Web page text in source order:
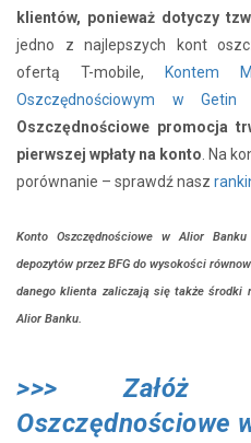
klientów, ponieważ dotyczy
jedno z najlepszych kont
ofertą T-mobile,
Kontem
Oszczędnościowym w Getin
Oszczędnościowe promocja
pierwszej wpłaty na konto . Na
porównanie – sprawdź nasz
Konto Oszczędnościowe w Alior
depozytów przez BFG do wysokości
danego klienta zaliczają się także środki
Alior Banku.
>>>Załóż
Oszczędnościowe